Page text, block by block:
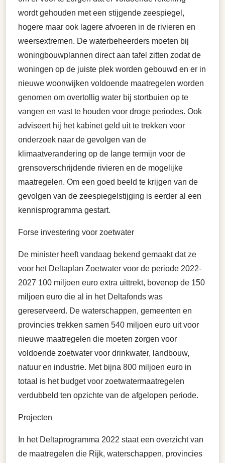
wordt gehouden met een stijgende zeespiegel,
hogere maar ook lagere afvoeren in de rivieren en
weersextremen. De waterbeheerders moeten bij
woningbouwplannen direct aan tafel zitten zodat de
woningen op de juiste plek worden gebouwd en er in
nieuwe woonwijken voldoende maatregelen worden
genomen om overtollig water bij stortbuien op te
vangen en vast te houden voor droge periodes. Ook
adviseert hij het kabinet geld uit te trekken voor
onderzoek naar de gevolgen van de
klimaatverandering op de lange termijn voor de
grensoverschrijdende rivieren en de mogelijke
maatregelen. Om een goed beeld te krijgen van de
gevolgen van de zeespiegelstijging is eerder al een
kennisprogramma gestart.
Forse investering voor zoetwater
De minister heeft vandaag bekend gemaakt dat ze
voor het Deltaplan Zoetwater voor de periode 2022-
2027 100 miljoen euro extra uittrekt, bovenop de 150
miljoen euro die al in het Deltafonds was
gereserveerd. De waterschappen, gemeenten en
provincies trekken samen 540 miljoen euro uit voor
nieuwe maatregelen die moeten zorgen voor
voldoende zoetwater voor drinkwater, landbouw,
natuur en industrie. Met bijna 800 miljoen euro in
totaal is het budget voor zoetwatermaatregelen
verdubbeld ten opzichte van de afgelopen periode.
Projecten
In het Deltaprogramma 2022 staat een overzicht van
de maatregelen die Rijk, waterschappen, provincies